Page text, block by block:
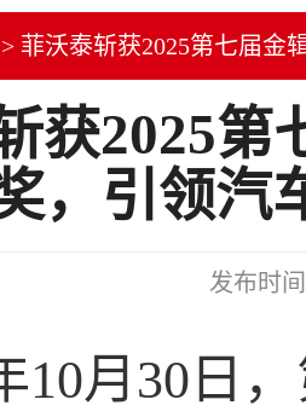
> 菲沃泰斩获2025第七届金
获2025第
，引领汽
发布时
10月30日